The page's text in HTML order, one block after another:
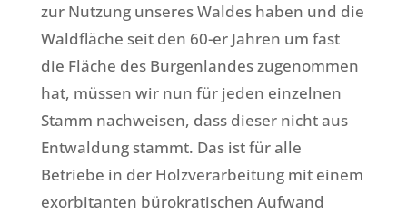
zur Nutzung unseres Waldes haben und die
Waldfläche seit den 60-er Jahren um fast
die Fläche des Burgenlandes zugenommen
hat, müssen wir nun für jeden einzelnen
Stamm nachweisen, dass dieser nicht aus
Entwaldung stammt. Das ist für alle
Betriebe in der Holzverarbeitung mit einem
exorbitanten bürokratischen Aufwand